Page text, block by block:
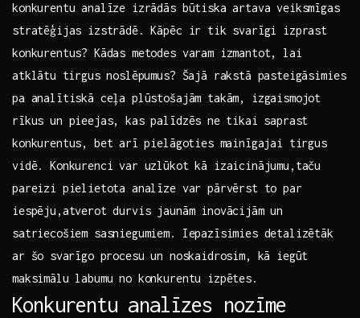
konkurentu analīze izrādās būtiska artava veiksmīgas
stratēģijas izstrādē. Kāpēc ir tik svarīgi izprast
konkurentus? Kādas metodes varam izmantot, lai
atklātu⁤ tirgus noslēpumus? Šajā rakstā ‌pasteigāsimies
pa analītiskā ceļa plūstošajām takām, izgaismojot
rīkus un ​pieejas, kas palīdzēs ⁤ne tikai saprast
konkurentus, bet arī ⁢pielāgoties mainīgajai tirgus
vidē. Konkurenci var uzlūkot kā izaicinājumu,taču
pareizi pielietota analīze var pārvērst to par
iespēju,atverot durvis jaunām inovācijām ‍un
satriecošiem ‍sasniegumiem. Iepazīsimies detalizētāk
ar šo ⁣svarīgo procesu un noskaidrosim, kā iegūt
maksimālu labumu no konkurentu izpētes.
Konkurentu analīzes nozīme